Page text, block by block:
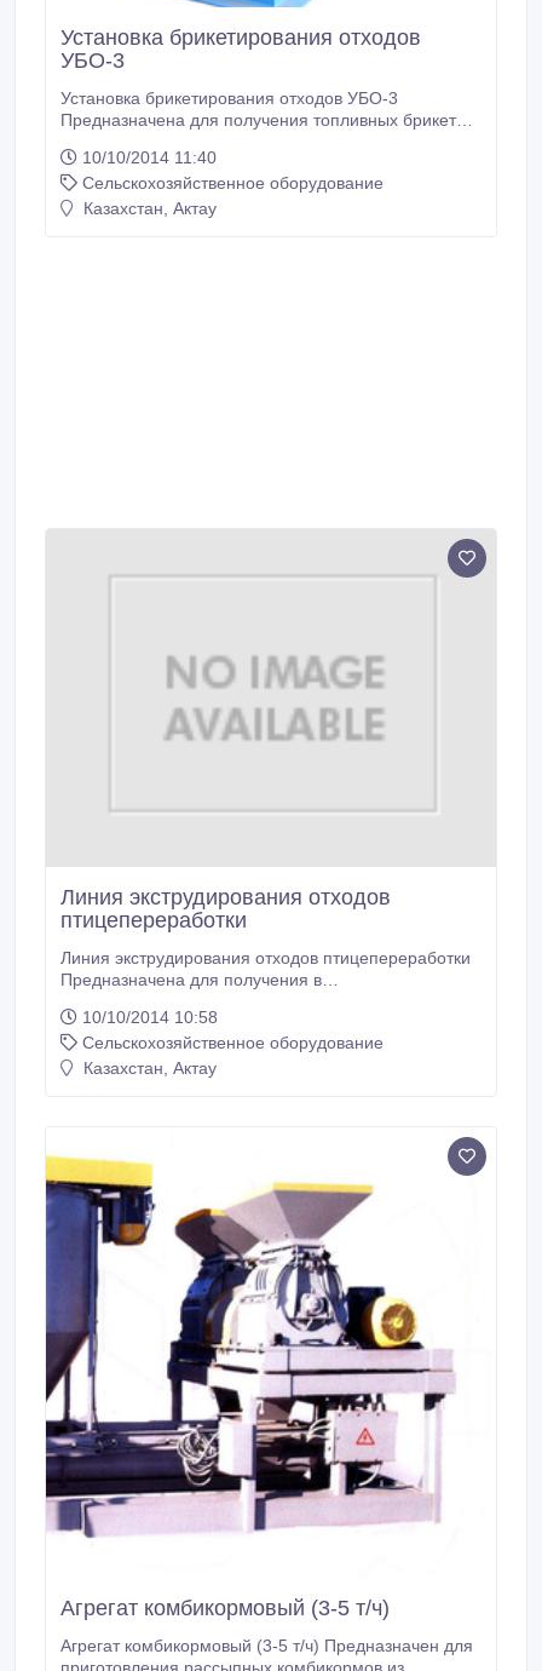
Установка брикетирования отходов
УБО-3
Установка брикетирования отходов УБО-3
Предназначена для получения топливных брикетов
опилок, стружки, лузги подсолнечника, шелухи
гречихи, риса, овса, сена, соломы и др.
Производительность пресса – 500 - 750 кг/ч.
10/10/2014 11:40
Сельскохозяйственное оборудование
Казахстан, Актау
Линия экструдирования отходов
птицепереработки
Линия экструдирования отходов птицепереработки
Предназначена для получения в
кормов из отходов птицепереработки и
зернофуража для кормления различных
половозрастных групп свиней, КРС, птиц.
10/10/2014 10:58
Сельскохозяйственное оборудование
Казахстан, Актау
Агрегат комбикормовый (3-5 т/ч)
Агрегат комбикормовый (3-5 т/ч) Предназначен для